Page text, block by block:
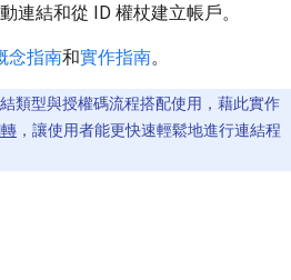
連結和從 ID 權杖建立帳戶。
念指南和實作指南。
類型與授權碼流程搭配使用，藉此實作
，讓使用者能更快速輕鬆地進行連結程